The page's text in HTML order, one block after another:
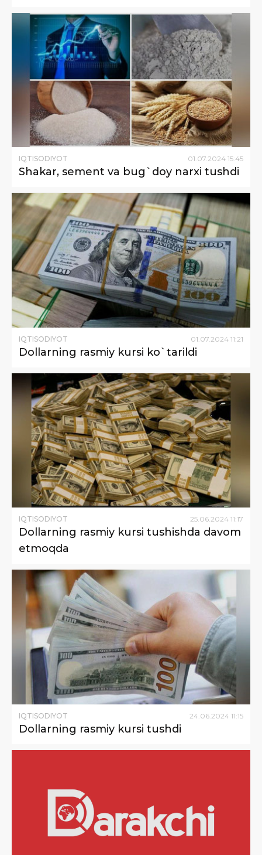
IQTISODIYOT 01.07.2024 15:45
Shakar, sement va bug`doy narxi tushdi
IQTISODIYOT 01 07 2024 11:21
Dollarning rasmiy kursi ko`tarildi
IQTISODIYOT 25.06.2024 11:17
Dollarning rasmiy kursi tushishda davom
etmoqda
IQTISODIYOT 24 06 2024 11:15
Dollarning rasmiy kursi tushdi